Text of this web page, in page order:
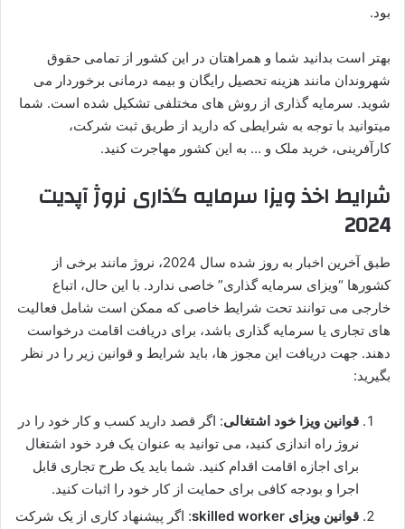
بود.
بهتر است بدانید شما و همراهتان در این کشور از تمامی حقوق
شهروندان مانند هزینه تحصیل رایگان و بیمه درمانی برخوردار می
شوید. سرمایه گذاری از روش های مختلفی تشکیل شده است. شما
میتوانید با توجه به شرایطی که دارید از طریق ثبت شرکت،
کارآفرینی، خرید ملک و … به این کشور مهاجرت کنید.
شرایط اخذ ویزا سرمایه گذاری نروژ آپدیت
2024
طبق آخرین اخبار به روز شده سال 2024، نروژ مانند برخی از
کشورها “ویزای سرمایه گذاری” خاصی ندارد. با این حال، اتباع
خارجی می توانند تحت شرایط خاصی که ممکن است شامل فعالیت
های تجاری یا سرمایه گذاری باشد، برای دریافت اقامت درخواست
دهند. جهت دریافت این مجوز ها، باید شرایط و قوانین زیر را در نظر
بگیرید:
قوانین ویزا خود اشتغالی: اگر قصد دارید کسب و کار خود را در
نروژ راه اندازی کنید، می توانید به عنوان یک فرد خود اشتغال
برای اجازه اقامت اقدام کنید. شما باید یک طرح تجاری قابل
اجرا و بودجه کافی برای حمایت از کار خود را اثبات کنید.
قوانین ویزای skilled worker
: اگر پیشنهاد کاری از یک شرکت